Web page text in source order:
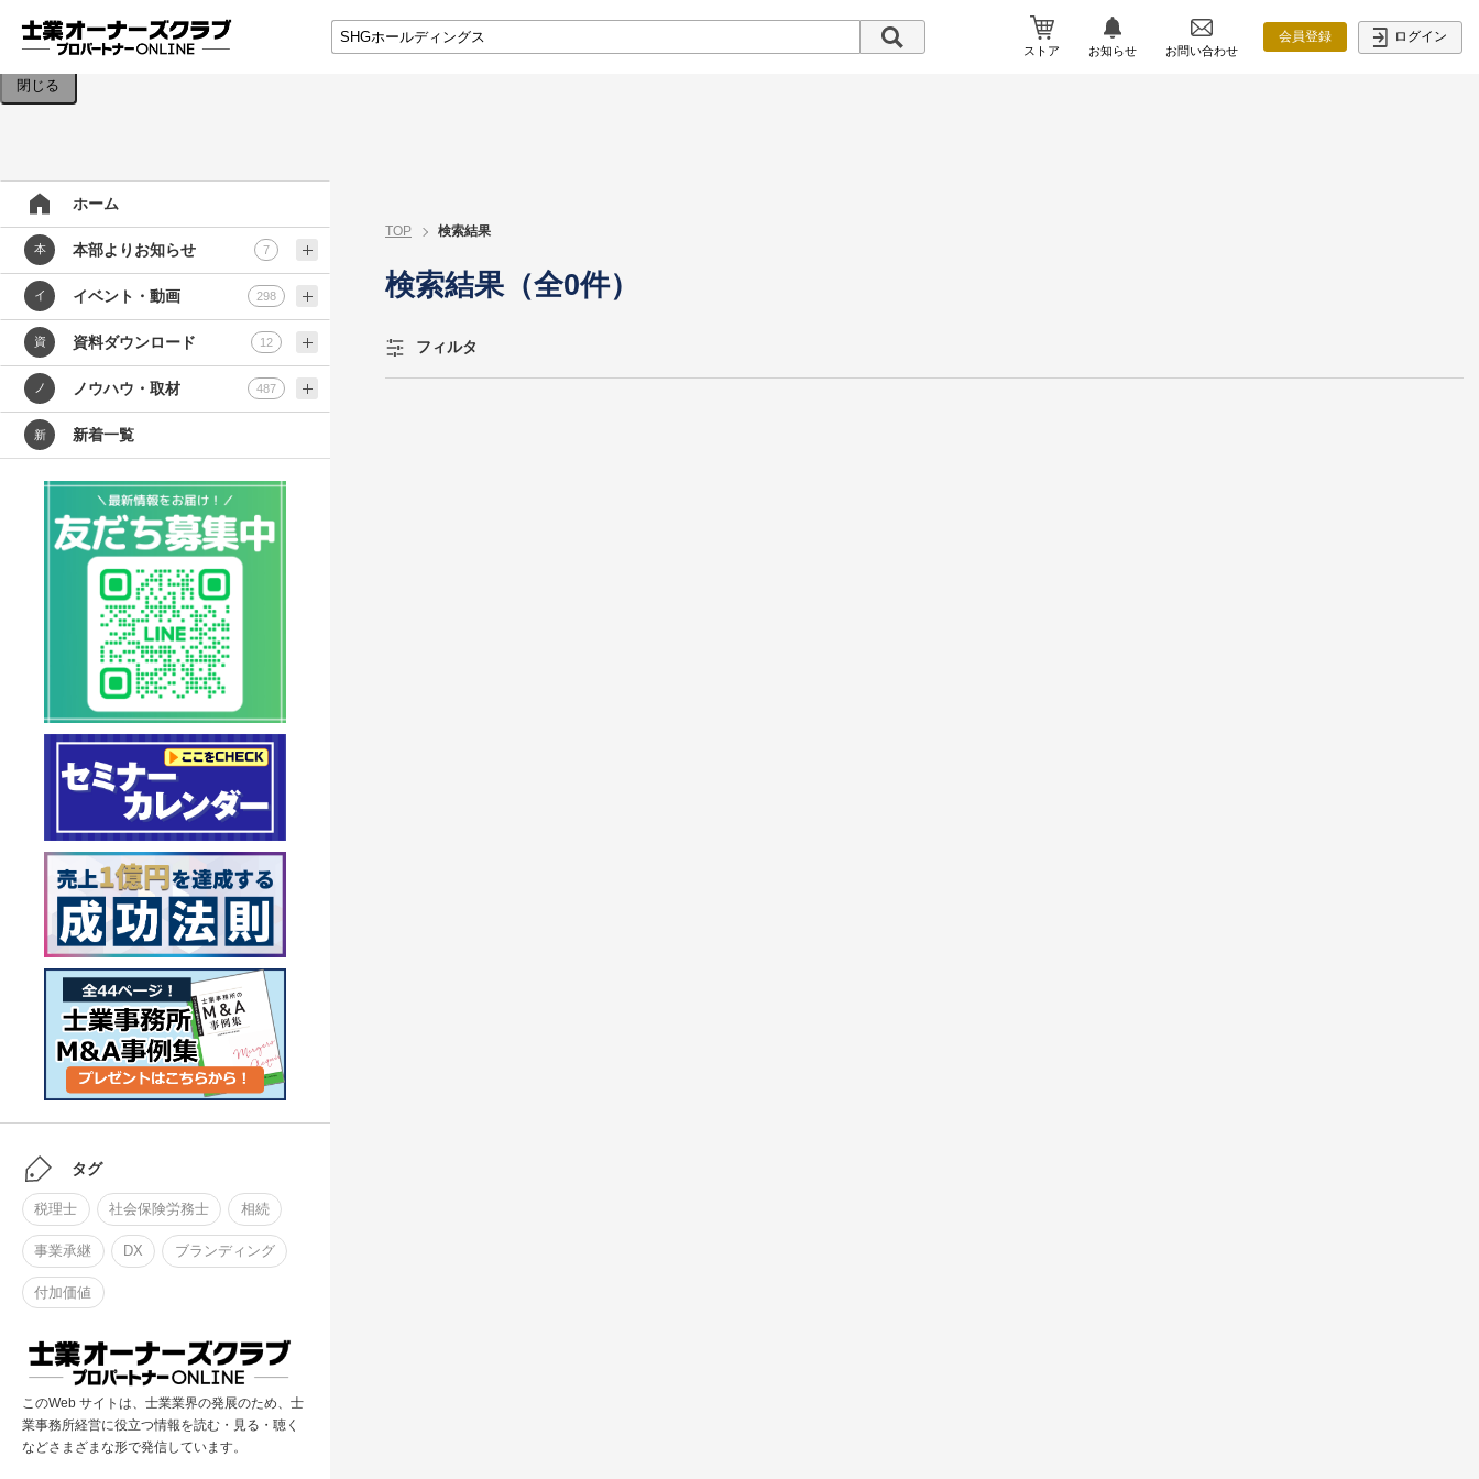
ストア お知らせ お問い合わせ
会員登録 ログイン
検索条件を入力してください。
閉じる
ホーム
本 本部よりお知らせ 7
イ イベント・動画 298
資 資料ダウンロード 12
ノ ノウハウ・取材 487
新 新着一覧
タグ
税理士 社会保険労務士 相続
事業承継 DX ブランディング
付加価値
このWeb サイトは、士業業界の発展のため、士
業事務所経営に役立つ情報を読む・見る・聴く
などさまざまな形で発信しています。
TOP 検索結果
検索結果（全0件）
フィルタ